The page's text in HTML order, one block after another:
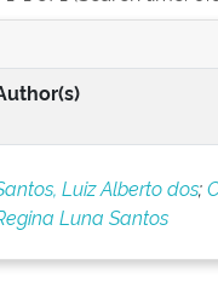
Luiz Alberto dos;
Luna Santos